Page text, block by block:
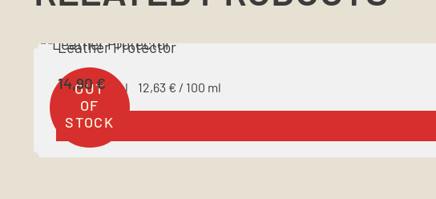
Leather Protector
14,90€ 12,63 € / 100 ml
Inhalt: 118 ml